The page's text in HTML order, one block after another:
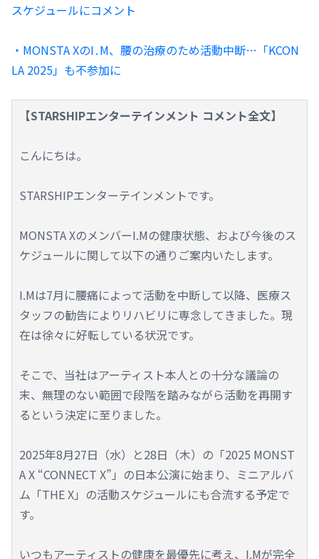
スケジュールにコメント
・MONSTA XのI․M、腰の治療のため活動中断…「KCON
LA 2025」も不参加に
【STARSHIPエンターテインメント コメント全文】
こんにちは。
STARSHIPエンターテインメントです。
MONSTA XのメンバーI.Mの健康状態、および今後のス
ケジュールに関して以下の通りご案内いたします。
I.Mは7月に腰痛によって活動を中断して以降、医療ス
タッフの勧告によりリハビリに専念してきました。現
在は徐々に好転している状況です。
そこで、当社はアーティスト本人との十分な議論の
末、無理のない範囲で段階を踏みながら活動を再開す
るという決定に至りました。
2025年8月27日（水）と28日（木）の「2025 MONST
A X “CONNECT X”」の日本公演に始まり、ミニアルバ
ム「THE X」の活動スケジュールにも合流する予定で
す。
いつもアーティストの健康を最優先に考え、I.Mが完全